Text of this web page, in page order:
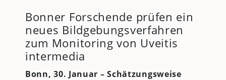
Bonner Forschende prüfen ein
neues Bildgebungsverfahren
zum Monitoring von Uveitis
intermedia
Bonn, 30. Januar – Schätzungsweise